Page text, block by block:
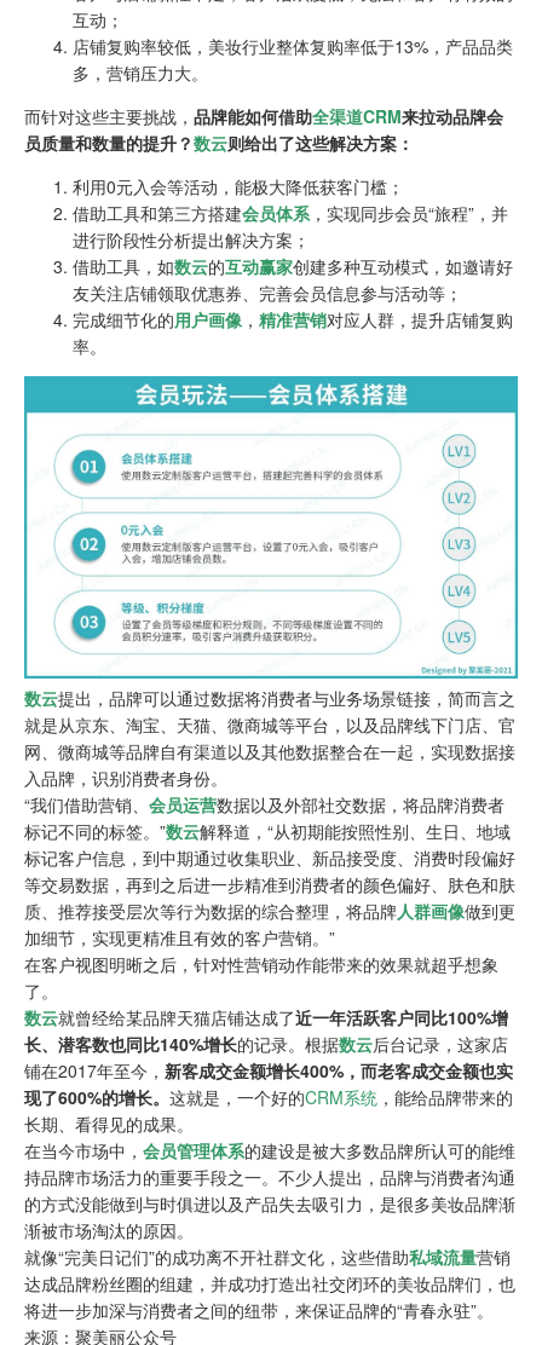
互动；
店铺复购率较低，美妆行业整体复购率低于13%，产品品类
多，营销压力大。
而针对这些主要挑战， 品牌能如何借助全渠道CRM来拉动品牌会
员质量和数量的提升？数云则给出了这些解决方案：
利用0元入会等活动，能极大降低获客门槛；
借助工具和第三方搭建会员体系，实现同步会员“旅程”，并
进行阶段性分析提出解决方案；
借助工具，如数云的互动赢家创建多种互动模式，如邀请好
友关注店铺领取优惠券、完善会员信息参与活动等；
完成细节化的用户画像 ， 精准营销对应人群，提升店铺复购
率。
数云提出，品牌可以通过数据将消费者与业务场景链接，简而言之
就是从京东、淘宝、天猫、微商城等平台，以及品牌线下门店、官
网、微商城等品牌自有渠道以及其他数据整合在一起，实现数据接
入品牌，识别消费者身份。
“我们借助营销、 会员运营数据以及外部社交数据，将品牌消费者
标记不同的标签。”数云解释道，“从初期能按照性别、生日、地域
标记客户信息，到中期通过收集职业、新品接受度、消费时段偏好
等交易数据，再到之后进一步精准到消费者的颜色偏好、肤色和肤
质、推荐接受层次等行为数据的综合整理，将品牌人群画像做到更
加细节，实现更精准且有效的客户营销。”
在客户视图明晰之后，针对性营销动作能带来的效果就超乎想象
了。
数云就曾经给某品牌天猫店铺达成了近一年活跃客户同比100%增
长、潜客数也同比140%增长的记录。根据数云后台记录，这家店
铺在2017年至今， 新客成交金额增长400%，而老客成交金额也实
现了600%的增长。 这就是，一个好的CRM系统 ，能给品牌带来的
长期、看得见的成果。
在当今市场中， 会员管理体系的建设是被大多数品牌所认可的能维
持品牌市场活力的重要手段之一。不少人提出，品牌与消费者沟通
的方式没能做到与时俱进以及产品失去吸引力，是很多美妆品牌渐
渐被市场淘汰的原因。
就像“完美日记们”的成功离不开社群文化，这些借助私域流量营销
达成品牌粉丝圈的组建，并成功打造出社交闭环的美妆品牌们，也
将进一步加深与消费者之间的纽带，来保证品牌的“青春永驻”。
来源：聚美丽公众号